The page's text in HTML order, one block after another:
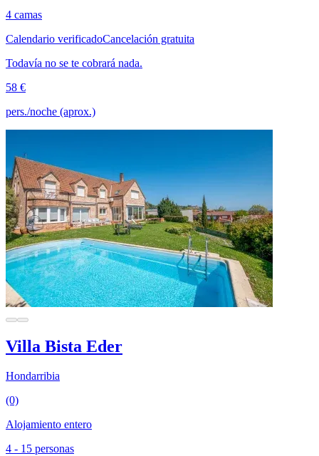
4 camas
Calendario verificadoCancelación gratuita
Todavía no se te cobrará nada.
58 €
pers./noche (aprox.)
Villa Bista Eder
Hondarribia
(0)
Alojamiento entero
4 - 15 personas